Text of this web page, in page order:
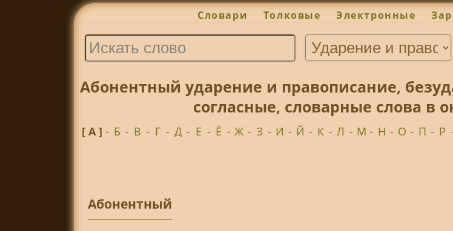
Словари Толковые Электронные
Абонентный ударение и правописание,
согласные, словарные слова в
[ А ] - Б - В - Г - Д - Е - Ё - Ж - З - И - Й - К - Л - М - Н - О - П - Р
Абонентный